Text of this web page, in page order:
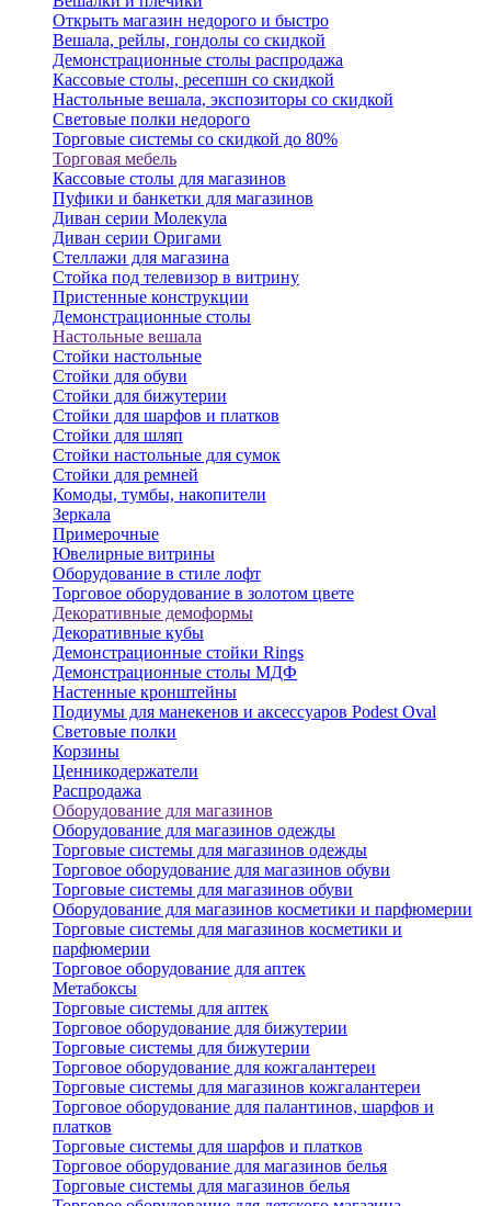
Открыть магазин недорого и быстро
Вешала, рейлы, гондолы со скидкой
Демонстрационные столы распродажа
Кассовые столы, ресепшн со скидкой
Настольные вешала, экспозиторы со скидкой
Световые полки недорого
Торговые системы со скидкой до 80%
Торговая мебель
Кассовые столы для магазинов
Пуфики и банкетки для магазинов
Диван серии Молекула
Диван серии Оригами
Стеллажи для магазина
Стойка под телевизор в витрину
Пристенные конструкции
Демонстрационные столы
Настольные вешала
Стойки настольные
Стойки для обуви
Стойки для бижутерии
Стойки для шарфов и платков
Стойки для шляп
Стойки настольные для сумок
Стойки для ремней
Комоды, тумбы, накопители
Зеркала
Примерочные
Ювелирные витрины
Оборудование в стиле лофт
Торговое оборудование в золотом цвете
Декоративные демоформы
Декоративные кубы
Демонстрационные стойки Rings
Демонстрационные столы МДФ
Настенные кронштейны
Подиумы для манекенов и аксессуаров Podest Oval
Световые полки
Корзины
Ценникодержатели
Распродажа
Оборудование для магазинов
Оборудование для магазинов одежды
Торговые системы для магазинов одежды
Торговое оборудование для магазинов обуви
Торговые системы для магазинов обуви
Оборудование для магазинов косметики и парфюмерии
Торговые системы для магазинов косметики и
парфюмерии
Торговое оборудование для аптек
Метабоксы
Торговые системы для аптек
Торговое оборудование для бижутерии
Торговые системы для бижутерии
Торговое оборудование для кожгалантереи
Торговые системы для магазинов кожгалантереи
Торговое оборудование для палантинов, шарфов и
платков
Торговые системы для шарфов и платков
Торговое оборудование для магазинов белья
Торговые системы для магазинов белья